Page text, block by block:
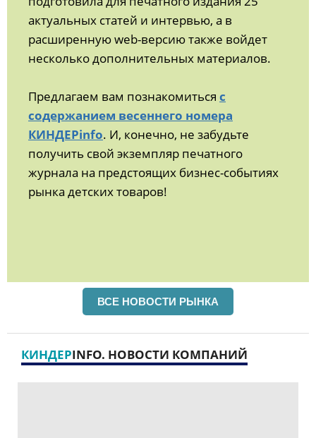
актуальных статей и интервью, а в
расширенную web-версию также войдет
несколько дополнительных материалов.
Предлагаем вам познакомиться с
содержанием весеннего номера
КИНДЕРinfo. И, конечно, не забудьте
получить свой экземпляр печатного
журнала на предстоящих бизнес-событиях
рынка детских товаров!
ВСЕ НОВОСТИ РЫНКА
КИНДЕРINFO. НОВОСТИ КОМПАНИЙ